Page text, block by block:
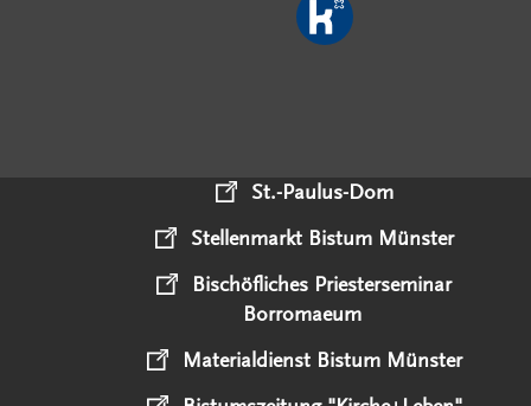
St.-Paulus-Dom
Stellenmarkt Bistum Münster
Bischöfliches Priesterseminar
Borromaeum
Materialdienst Bistum Münster